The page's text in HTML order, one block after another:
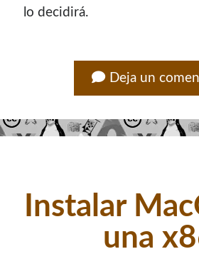
monetizar tu página.
Enlaces de mi sitio viejo
lo decidirá.
Deja un
Instalar
una